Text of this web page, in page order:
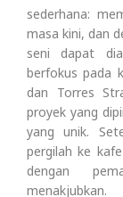
sederhana:
masa kini, dan
seni dapat
berfokus pada
dan Torres
proyek yang
yang unik.
pergilah ke
dengan
menakjubkan.